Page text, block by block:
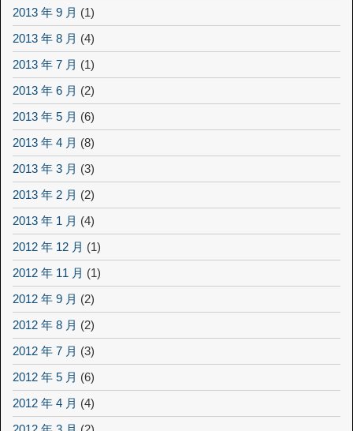
2013 年 9 月 (1)
2013 年 8 月 (4)
2013 年 7 月 (1)
2013 年 6 月 (2)
2013 年 5 月 (6)
2013 年 4 月 (8)
2013 年 3 月 (3)
2013 年 2 月 (2)
2013 年 1 月 (4)
2012 年 12 月 (1)
2012 年 11 月 (1)
2012 年 9 月 (2)
2012 年 8 月 (2)
2012 年 7 月 (3)
2012 年 5 月 (6)
2012 年 4 月 (4)